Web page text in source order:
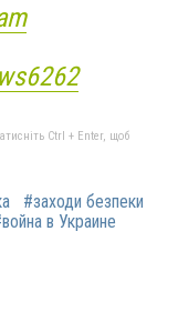
Ctrl + Enter, щоб
#заходи безпеки
в Украине